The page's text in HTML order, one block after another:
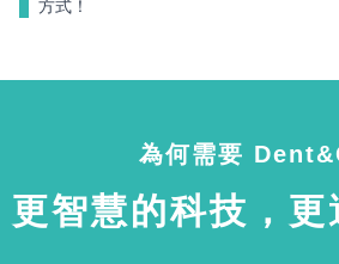
方式！
為何需要
更智慧的科技，更